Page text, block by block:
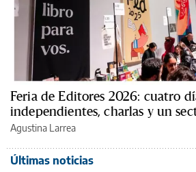
Feria de Editores 2026: cuatro
independientes, charlas y un
Agustina Larrea
Últimas noticias